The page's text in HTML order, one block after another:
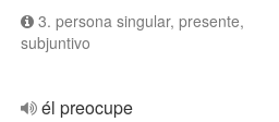
3. persona singular, presente,
subjuntivo
él preocupe